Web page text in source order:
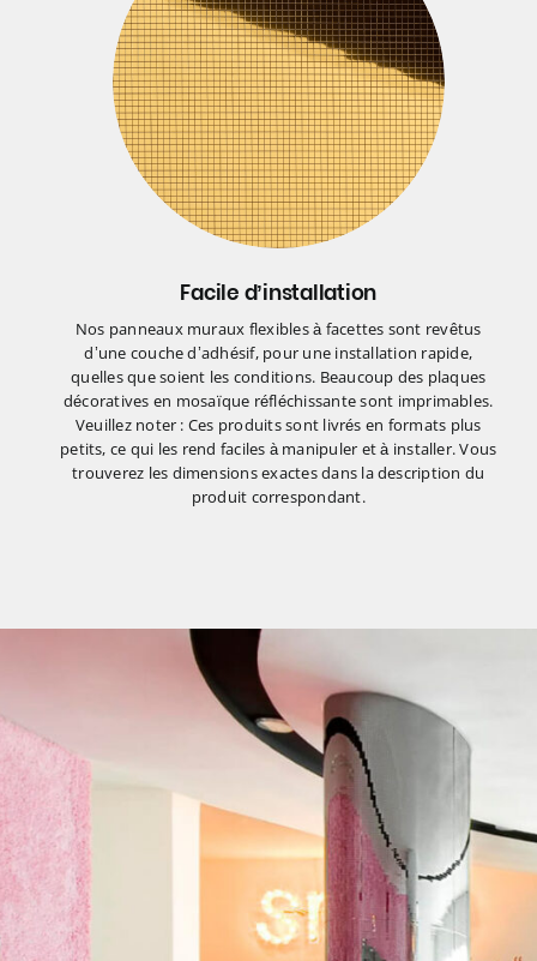
Facile d’installation
Nos panneaux muraux flexibles à facettes sont revêtus
d’une couche d’adhésif, pour une installation rapide,
quelles que soient les conditions. Beaucoup des plaques
décoratives en mosaïque réfléchissante sont imprimables.
Veuillez noter : Ces produits sont livrés en formats plus
petits, ce qui les rend faciles à manipuler et à installer. Vous
trouverez les dimensions exactes dans la description du
produit correspondant.